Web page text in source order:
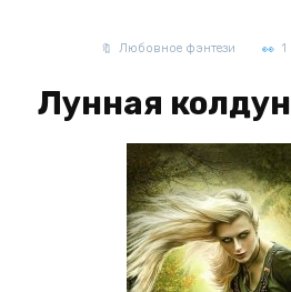
Любовное фэнтези 1
Лунная